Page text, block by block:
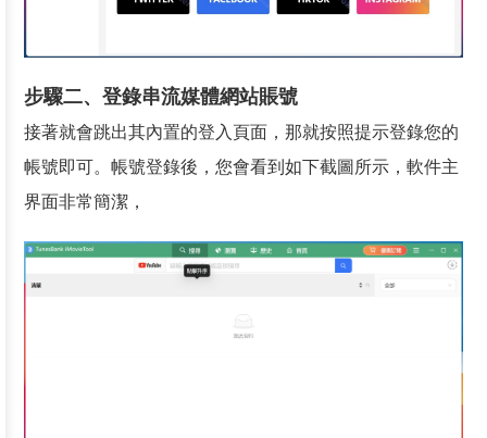
步驟二、登錄串流媒體網站賬號
接著就會跳出其內置的登入頁面，那就按照提示登錄您的
帳號即可。帳號登錄後，您會看到如下截圖所示，軟件主
界面非常簡潔，